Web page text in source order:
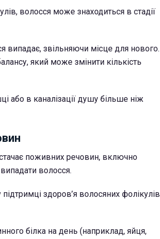
волосся може знаходиться в стадії
випадає, звільняючи місце для нового.
який може змінити кількість
або в каналізації душу більше ніж
поживних речовин, включно
волосся.
здоров’я волосяних фолікулів
білка на день (наприклад, яйця,